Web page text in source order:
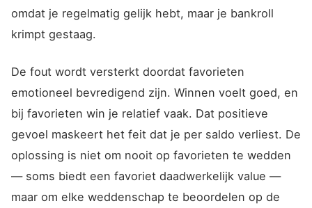
omdat je regelmatig gelijk hebt, maar je bankroll
krimpt gestaag.
De fout wordt versterkt doordat favorieten
emotioneel bevredigend zijn. Winnen voelt goed, en
bij favorieten win je relatief vaak. Dat positieve
gevoel maskeert het feit dat je per saldo verliest. De
oplossing is niet om nooit op favorieten te wedden
— soms biedt een favoriet daadwerkelijk value —
maar om elke weddenschap te beoordelen op de